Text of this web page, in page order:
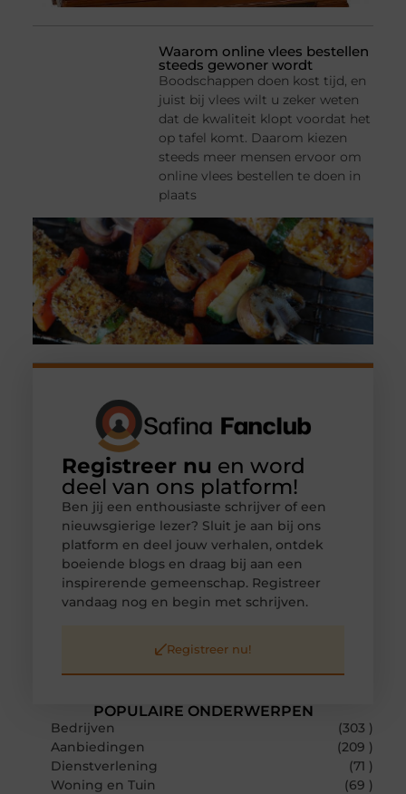
Waarom online vlees bestellen
steeds gewoner wordt
Boodschappen doen kost tijd, en
juist bij vlees wilt u zeker weten
dat de kwaliteit klopt voordat het
op tafel komt. Daarom kiezen
steeds meer mensen ervoor om
online vlees bestellen te doen in
plaats
POPULAIRE ONDERWERPEN
Bedrijven
(303 )
Aanbiedingen
(209 )
Dienstverlening
(71 )
Woning en Tuin
(69 )
Registreer nu en word
deel van ons platform!
Ben jij een enthousiaste schrijver of een
nieuwsgierige lezer? Sluit je aan bij ons
platform en deel jouw verhalen, ontdek
boeiende blogs en draag bij aan een
inspirerende gemeenschap. Registreer
vandaag nog en begin met schrijven.
Registreer nu!